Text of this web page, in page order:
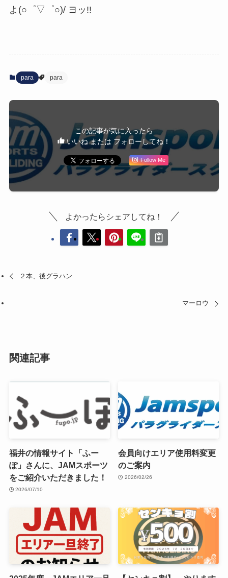
よ(○゜▽゜○)/ ヨッ!!
para para
この記事が気に入ったら
いいね または フォローしてね！
Follow Me
よかったらシェアしてね！
２本、後グラハン
マーロウ
関連記事
福井の情報サイト「ふー
ぽ」さんに、JAMスポーツ
をご紹介いただきました！
2026/07/10
会員向けエリア使用料変更
のご案内
2026/02/26